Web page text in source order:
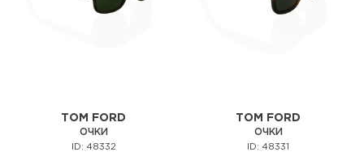
TOM FORD
ОЧКИ
ID: 48332
TOM FORD
ОЧКИ
ID: 48331